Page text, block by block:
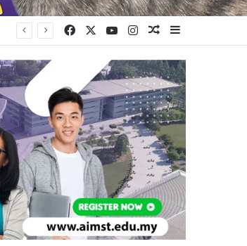
Facebook YouTubeInstagramRandom Article